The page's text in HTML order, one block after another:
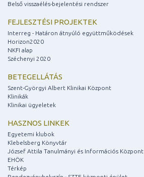
Belső visszaélés-bejelentési rendszer
FEJLESZTÉSI PROJEKTEK
Interreg - Határon átnyúló együttműködések
Horizon2020
NKFI alap
Széchenyi 2020
BETEGELLÁTÁS
Szent-Györgyi Albert Klinikai Központ
Klinikák
Klinikai ügyeletek
HASZNOS LINKEK
Egyetemi klubok
Klebelsberg Könyvtár
József Attila Tanulmányi és Információs Központ
EHÖK
Térkép